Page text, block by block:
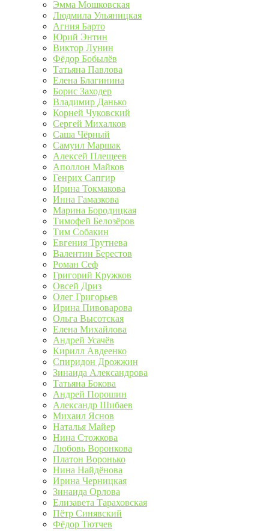
Эмма Мошковская
Людмила Ульяницкая
Агния Барто
Юрий Энтин
Виктор Лунин
Фёдор Бобылёв
Татьяна Павлова
Елена Благинина
Борис Заходер
Владимир Данько
Корней Чуковский
Сергей Михалков
Саша Чёрный
Самуил Маршак
Алексей Плещеев
Аполлон Майков
Генрих Сапгир
Ирина Токмакова
Инна Гамазкова
Марина Бородицкая
Тимофей Белозёров
Тим Собакин
Евгения Трутнева
Валентин Берестов
Роман Сеф
Григорий Кружков
Овсей Дриз
Олег Григорьев
Ирина Пивоварова
Ольга Высотская
Елена Михайлова
Андрей Усачёв
Кирилл Авдеенко
Спиридон Дрожжин
Зинаида Александрова
Татьяна Бокова
Андрей Порошин
Александр Шибаев
Михаил Яснов
Наталья Майер
Нина Стожкова
Любовь Воронкова
Платон Воронько
Нина Найдёнова
Ирина Черницкая
Зинаида Орлова
Елизавета Тараховская
Пётр Синявский
Фёдор Тютчев